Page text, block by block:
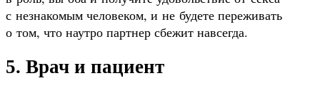
с незнакомым человеком, и не будете переживать
о том, что наутро партнер сбежит навсегда.
5. Врач и пациент